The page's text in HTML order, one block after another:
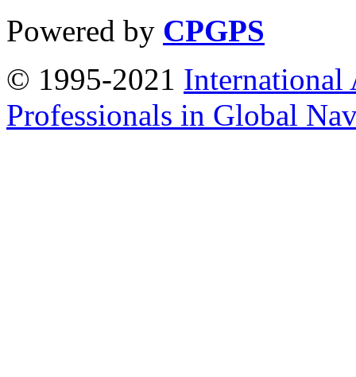
Powered by CPGPS
© 1995-2021 International
Professionals in Global